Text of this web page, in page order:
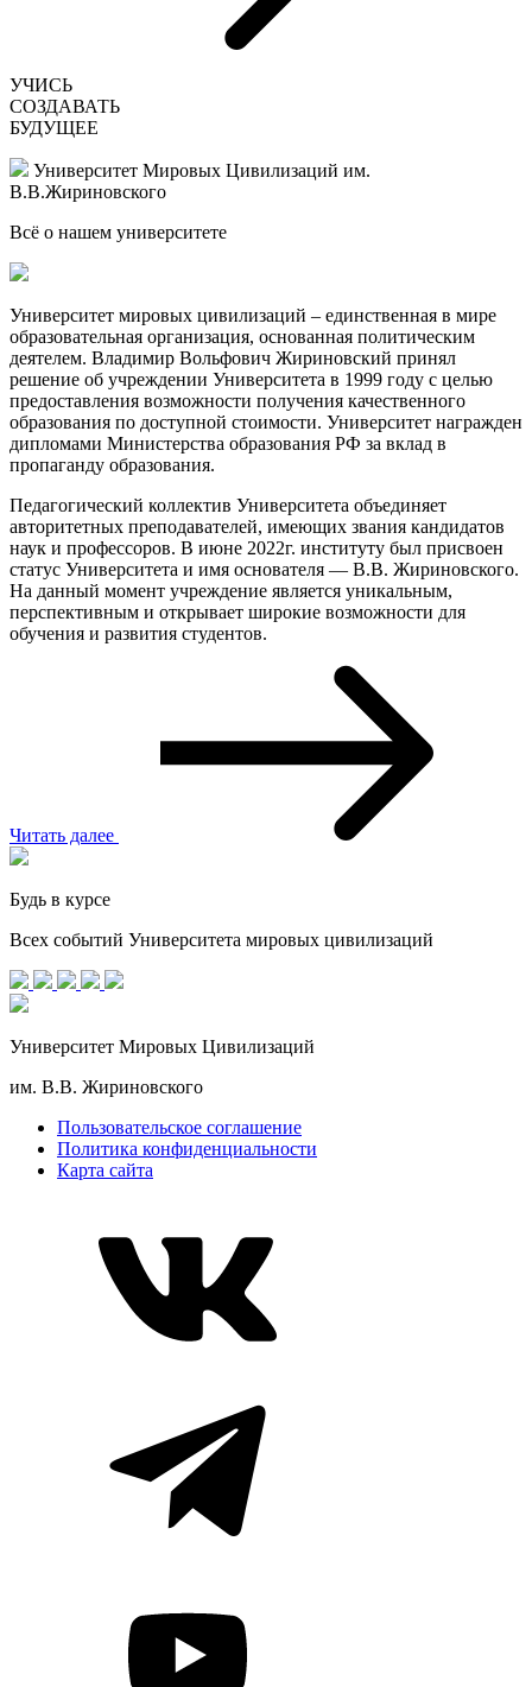
УЧИСЬ
СОЗДАВАТЬ
БУДУЩЕЕ
Университет Мировых Цивилизаций им.
В.В.Жириновского
Всё о нашем университете
Университет мировых цивилизаций – единственная в мире
образовательная организация, основанная политическим
деятелем. Владимир Вольфович Жириновский принял
решение об учреждении Университета в 1999 году с целью
предоставления возможности получения качественного
образования по доступной стоимости. Университет награжден
дипломами Министерства образования РФ за вклад в
пропаганду образования.
Педагогический коллектив Университета объединяет
авторитетных преподавателей, имеющих звания кандидатов
наук и профессоров. В июне 2022г. институту был присвоен
статус Университета и имя основателя — В.В. Жириновского.
На данный момент учреждение является уникальным,
перспективным и открывает широкие возможности для
обучения и развития студентов.
Читать далее
Будь в курсе
Всех событий Университета мировых цивилизаций
Университет Мировых Цивилизаций
им. В.В. Жириновского
Пользовательское соглашение
Политика конфиденциальности
Карта сайта